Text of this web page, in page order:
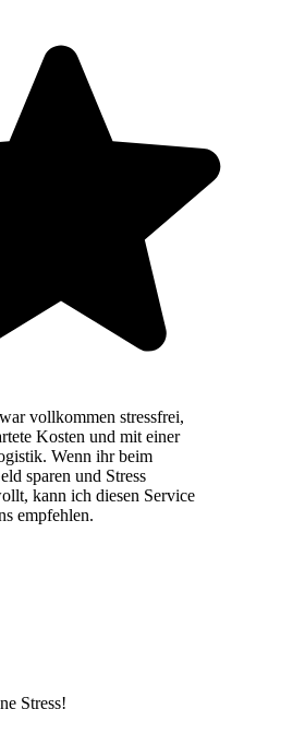
vollkommen stressfrei,
Kosten und mit einer
Wenn ihr beim
sparen und Stress
kann ich diesen Service
empfehlen.
Stress!